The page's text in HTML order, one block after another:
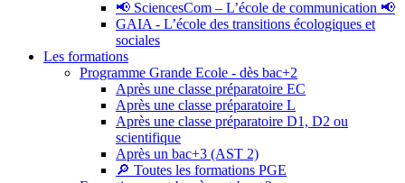
📢 SciencesCom – L’école de communication 📢
GAIA - L’école des transitions écologiques et
sociales
Les formations
Programme Grande Ecole - dès bac+2
Après une classe préparatoire EC
Après une classe préparatoire L
Après une classe préparatoire D1, D2 ou
scientifique
Après un bac+3 (AST 2)
🔎 Toutes les formations PGE